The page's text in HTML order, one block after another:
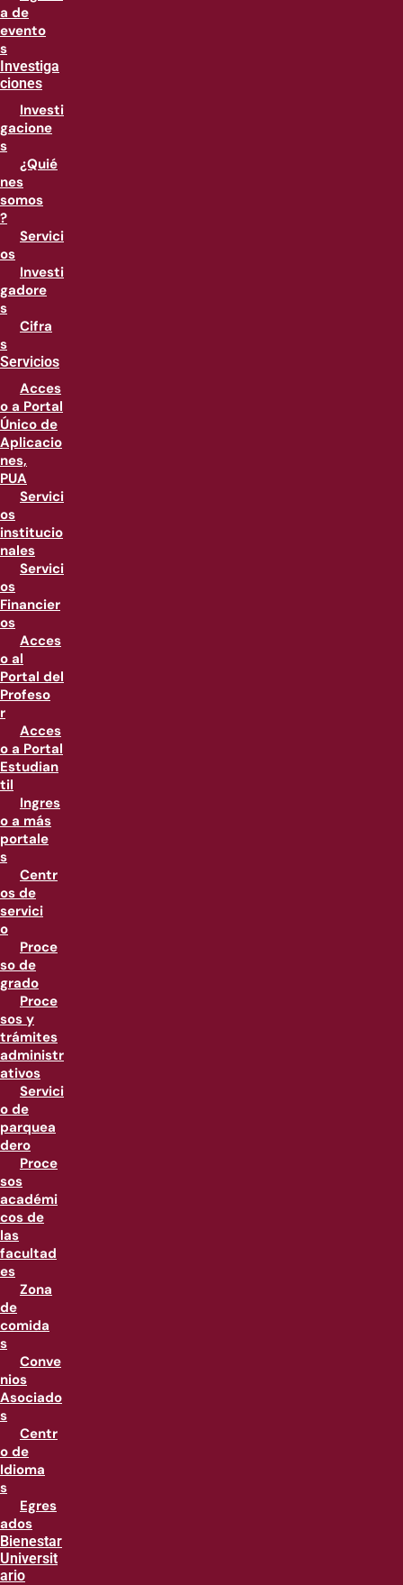
a de
evento
s
Investiga
ciones
Investi
gacione
s
¿Quié
nes
somos
?
Servici
os
Investi
gadore
s
Cifra
s
Servicios
Acces
o a Portal
Único de
Aplicacio
nes,
PUA
Servici
os
institucio
nales
Servici
os
Financier
os
Acces
o al
Portal del
Profeso
r
Acces
o a Portal
Estudian
til
Ingres
o a más
portale
s
Centr
os de
servici
o
Proce
so de
grado
Proce
sos y
trámites
administr
ativos
Servici
o de
parquea
dero
Proce
sos
académi
cos de
las
facultad
es
Zona
de
comida
s
Conve
nios
Asociado
s
Centr
o de
Idioma
s
Egres
ados
Bienestar
Universit
ario